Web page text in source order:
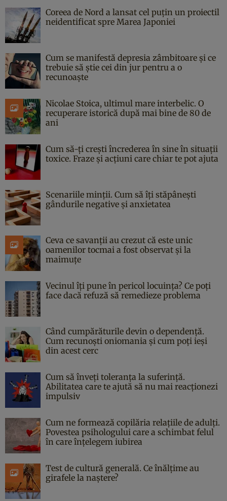
Coreea de Nord a lansat cel puțin un proiectil
neidentificat spre Marea Japoniei
Cum se manifestă depresia zâmbitoare și ce
trebuie să știe cei din jur pentru a o
recunoaște
Nicolae Stoica, ultimul mare interbelic. O
recuperare istorică după mai bine de 80 de
ani
Cum să-ți crești încrederea în sine în situații
toxice. Fraze și acțiuni care chiar te pot ajuta
Scenariile minții. Cum să îți stăpânești
gândurile negative și anxietatea
Ceva ce savanții au crezut că este unic
oamenilor tocmai a fost observat și la
maimuțe
Vecinul îți pune în pericol locuința? Ce poți
face dacă refuză să remedieze problema
Când cumpărăturile devin o dependență.
Cum recunoști oniomania și cum poți ieși
din acest cerc
Cum să înveți toleranța la suferință.
Abilitatea care te ajută să nu mai reacționezi
impulsiv
Cum ne formează copilăria relațiile de adulți.
Povestea psihologului care a schimbat felul
în care înțelegem iubirea
Test de cultură generală. Ce înălțime au
girafele la naștere?